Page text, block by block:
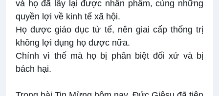
và họ đã lấy lại được nhân phẩm, cùng những
quyền lợi về kinh tế xã hội.
Họ được giáo dục tử tế, nên giai cấp thống trị
không lợi dụng họ được nữa.
Chính vì thế mà họ bị phân biệt đối xử và bị
bách hại.